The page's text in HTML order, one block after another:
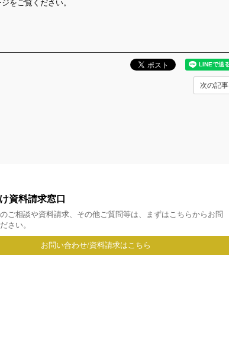
をご覧ください。
次の記事
資料請求窓口
ご相談や資料請求、その他ご質問等は、まずはこちらからお問
さい。
お問い合わせ/資料請求はこちら